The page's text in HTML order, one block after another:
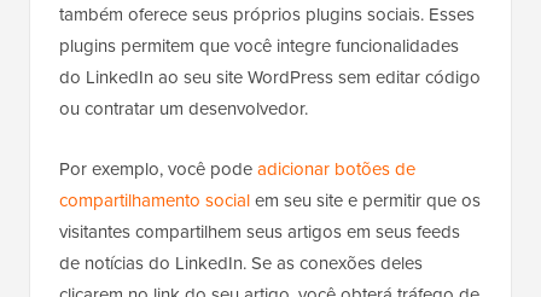
também oferece seus próprios plugins sociais. Esses
plugins permitem que você integre funcionalidades
do LinkedIn ao seu site WordPress sem editar código
ou contratar um desenvolvedor.
Por exemplo, você podeadicionar botões de
compartilhamento socialem seu site e permitir que os
visitantes compartilhem seus artigos em seus feeds
de notícias do LinkedIn. Se as conexões deles